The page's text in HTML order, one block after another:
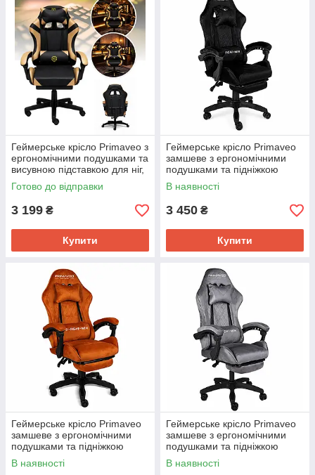
Геймерське крісло Primaveo з
ергономічними подушками та
висувною підставкою для ніг,
Чорний/Золотий
Готово до відправки
3 199 ₴
Купити
Геймерське крісло Primaveo
замшеве з ергономічними
подушками та підніжкою
(Чорне)
В наявності
3 450 ₴
Купити
Геймерське крісло Primaveo
замшеве з ергономічними
подушками та підніжкою
(Помаранчеве)
В наявності
Геймерське крісло Primaveo
замшеве з ергономічними
подушками та підніжкою
(Сіре)
В наявності